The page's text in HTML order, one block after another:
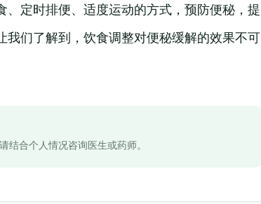
定时排便、适度运动的方式，预防便秘，提
们了解到，饮食调整对便秘缓解的效果不可
合个人情况咨询医生或药师。